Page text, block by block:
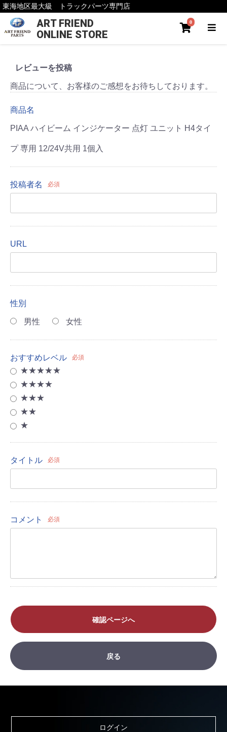
東海地区最大級 トラックパーツ専門店
ART FRIEND
ONLINE STORE
0
レビューを投稿
商品について、お客様のご感想をお待ちしております。
商品名
PIAA ハイビーム インジケーター 点灯 ユニット H4タイ
プ 専用 12/24V共用 1個入
投稿者名 必須
URL
性別
男性 女性
おすすめレベル 必須
★★★★★
★★★★
★★★
★★
★
タイトル 必須
コメント 必須
確認ページへ
戻る
ログイン